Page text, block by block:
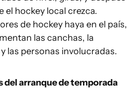
el hockey local crezca.
de hockey haya en el país,
las canchas, la
las personas involucradas.
del arranque de temporada